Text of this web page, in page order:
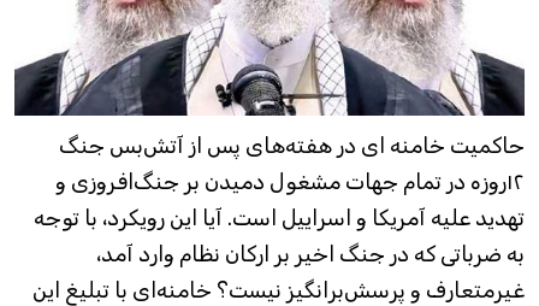
حاکمیت خامنه ای در هفته‌های پس از آتش‌بس جنگ
۱۲روزه در تمام جهات مشغول دمیدن بر جنگ‌افروزی و
تهدید علیه آمریکا و اسراییل است. آیا این رویکرد، با توجه
به ضرباتی که در جنگ اخیر بر ارکان نظام وارد آمد،
غیرمتعارف و پرسش‌برانگیز نیست؟ خامنه‌ای با تبلیغ این